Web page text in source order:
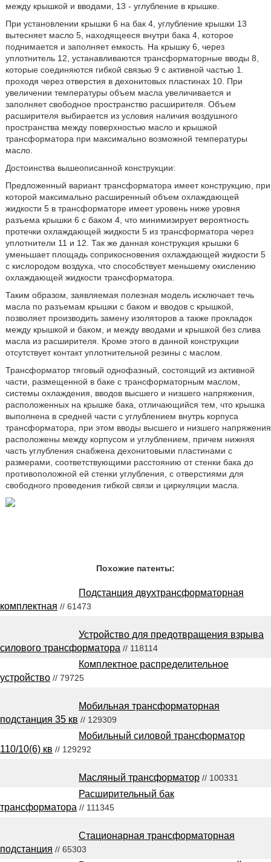
между крышкой и вводами, 13 - углубление в крышке.
При установлении крышки 6 на бак 4, углубление крышки 13
вытесняет масло 5, находящееся внутри бака 4, которое
поднимается и заполняет емкость. На крышку 6, через
уплотнитель 12, устанавливаются трансформаторные вводы 8,
которые соединяются гибкой связью 9 с активной частью 1.
проходя через отверстия в дехонитовых пластинах 10. При
увеличении температуры объем масла увеличивается и
заполняет свободное пространство расширителя. Объем
расширителя выбирается из условия наличия воздушного
пространства между поверхностью масло и крышкой
трансформатора при максимально возможной температуры
масло.
Достоинства вышеописанной конструкции:
Предложенный вариант трансформатора имеет конструкцию, при
которой максимально расширенный объем охлаждающей
жидкости 5 в трансформаторе имеет уровень ниже уровня
разъема крышки 6 с баком 4, что минимизирует вероятность
протечки охлаждающей жидкости 5 из трансформатора через
уплотнители 11 и 12. Так же данная конструкция крышки 6
уменьшает площадь соприкосновения охлаждающей жидкости 5
с кислородом воздуха, что способствует меньшему окислению
охлаждающей жидкости трансформатора.
Таким образом, заявляемая полезная модель исключает течь
масла по разъемам крышки с баком и вводов с крышкой,
позволяет производить замену изоляторов а также прокладок
между крышкой и баком, и между вводами и крышкой без слива
масла из расширителя. Кроме этого в данной конструкции
отсутствует контакт уплотнительной резины с маслом.
Трансформатор тяговый однофазный, состоящий из активной
части, размещенной в баке с трансформаторным маслом,
системы охлаждения, вводов высшего и низшего напряжения,
расположенных на крышке бака, отличающийся тем, что крышка
выполнена в средней части с углублением внутрь корпуса
трансформатора, при этом вводы высшего и низшего напряжения
расположены между корпусом и углублением, причем нижняя
часть углубления снабжена дехонитовыми пластинами с
размерами, соответствующими расстоянию от стенки бака до
противоположной ей стенки углубления, с отверстиями для
свободного проведения гибкой связи и циркуляции масла.
Похожие патенты:
Подстанция двухтрансформаторная
комплектная // 61473
Устройство для предотвращения взрыва
силового трансформатора // 118114
Комплектное распределительное
устройство // 79725
Мобильная трансформаторная
подстанция 35 кв // 129309
Мобильный силовой трансформатор
110/10(6) кв // 129292
Масляный трансформатор // 100331
Расширительный бак
трансформатора // 111345
Стационарная трансформаторная
подстанция // 65303